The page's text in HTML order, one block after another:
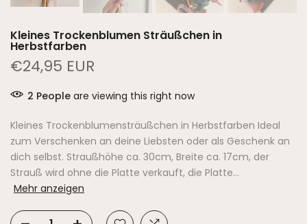
Kleines Trockenblumen Sträußchen in
Herbstfarben
€24,95 EUR
2 People are viewing this right now
Kleines Trockenblumensträußchen in Herbstfarben Ideal
zum Verschenken an deine Liebsten oder als Geschenk an
dich selbst. Straußhöhe ca. 30cm, Breite ca. 17cm, der
Strauß wird ohne die Platte verkauft, die Platte...
Mehr anzeigen